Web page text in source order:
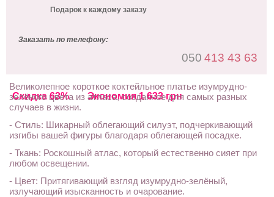
Скидка 63% Экономия 1 633 грн
Подарок к каждому заказу
Заказать по телефону:
050 413 43 63
Великолепное короткое коктейльное платье изумрудно-
зелёного цвета из атласа, созданное для самых разных
случаев в жизни.
- Стиль: Шикарный облегающий силуэт, подчеркивающий
изгибы вашей фигуры благодаря облегающей посадке.
- Ткань: Роскошный атлас, который естественно сияет при
любом освещении.
- Цвет: Притягивающий взгляд изумрудно-зелёный,
излучающий изысканность и очарование.